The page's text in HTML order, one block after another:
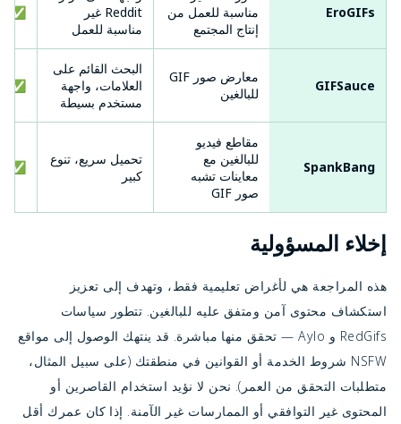
EroGIFs
مناسبة للعمل من
إنتاج المجتمع
Reddit غير
مناسبة للعمل
✅
GIFSauce
معارض صور GIF
للبالغين
البحث القائم على
العلامات، واجهة
مستخدم بسيطة
✅
SpankBang
مقاطع فيديو
للبالغين مع
معاينات تشبه
صور GIF
تحميل سريع، تنوع
كبير
✅
إخلاء المسؤولية